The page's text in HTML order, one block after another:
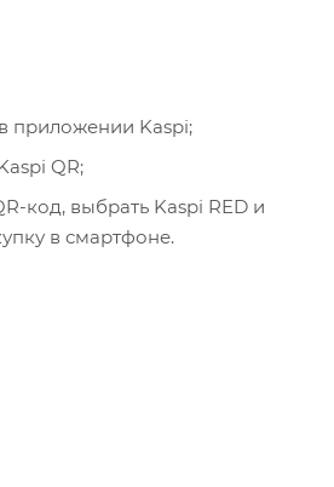
приложении Kaspi;
QR;
код, выбрать Kaspi RED и
в смартфоне.